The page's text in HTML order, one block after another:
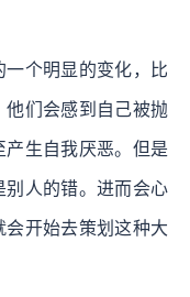
个明显的变化，比
们会感到自己被抛
生自我厌恶。但是
别人的错。进而会心
开始去策划这种大